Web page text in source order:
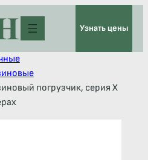
Узнать цены
погрузчик, серия X